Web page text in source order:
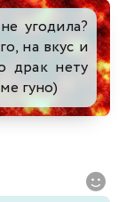
угодила?
на вкус и
драк нету
гуно)